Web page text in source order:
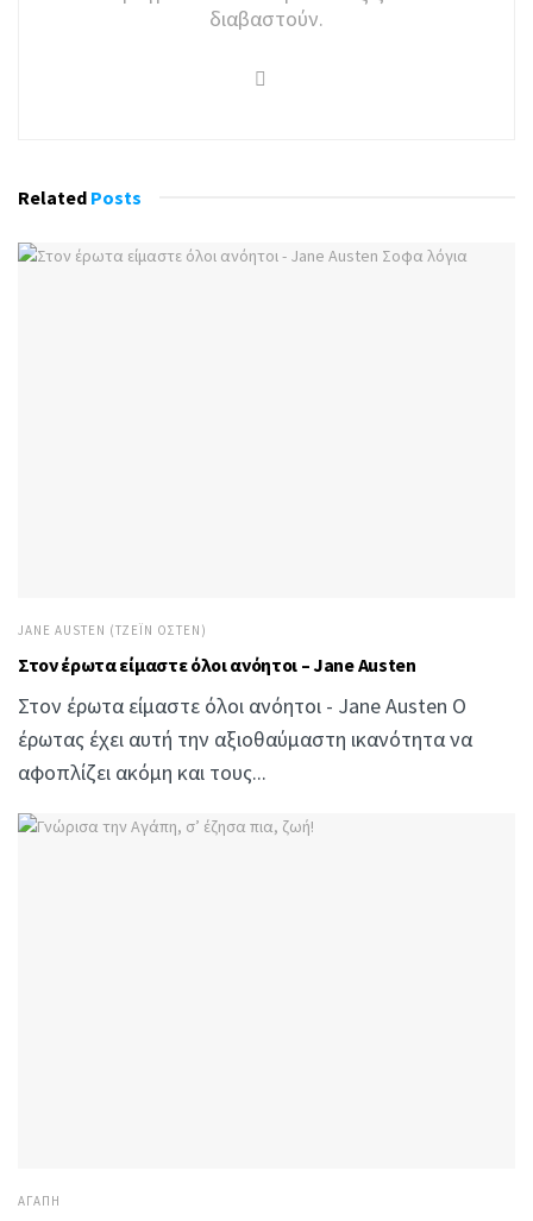
διαβαστούν.
Related Posts
JANE AUSTEN (ΤΖΈΙΝ ΌΣΤΕΝ)
Στον έρωτα είμαστε όλοι ανόητοι – Jane Austen
Στον έρωτα είμαστε όλοι ανόητοι - Jane Austen Ο
έρωτας έχει αυτή την αξιοθαύμαστη ικανότητα να
αφοπλίζει ακόμη και τους...
ΑΓΆΠΗ